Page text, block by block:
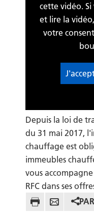
cette vidéo.
et lire la
votre
Depuis la loi de
du 31 mai 2017,
chauffage est
immeubles
vous
RFC dans ses